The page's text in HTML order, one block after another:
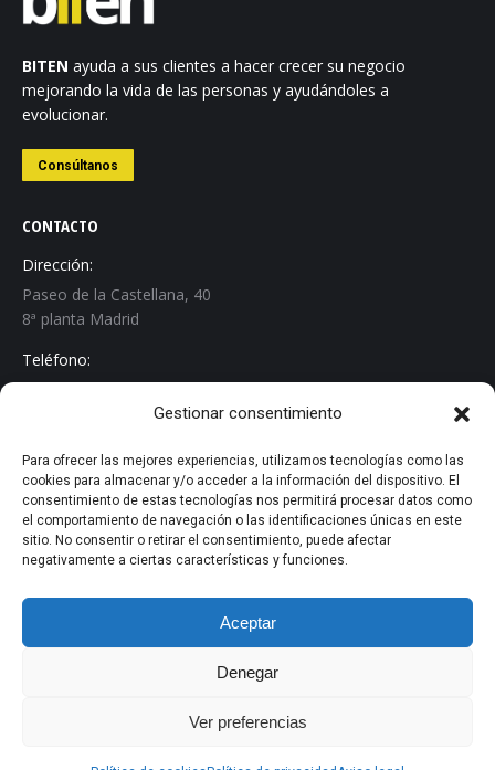
Gestionar consentimiento
Para ofrecer las mejores experiencias, utilizamos tecnologías como las
cookies para almacenar y/o acceder a la información del dispositivo. El
consentimiento de estas tecnologías nos permitirá procesar datos como
el comportamiento de navegación o las identificaciones únicas en este
sitio. No consentir o retirar el consentimiento, puede afectar
negativamente a ciertas características y funciones.
Aceptar
Denegar
Ver preferencias
BITEN ayuda a sus clientes a hacer crecer su negocio
mejorando la vida de las personas y ayudándoles a
evolucionar.
Consúltanos
CONTACTO
Dirección:
Paseo de la Castellana, 40
8ª planta Madrid
Teléfono:
+34 913 267 529
info@biten.es
Encuéntranos en:
Linkedin
page
in
· Aviso Legal
· Evaluación Proveedores